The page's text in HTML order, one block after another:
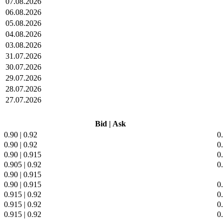
06.08.2026
05.08.2026
04.08.2026
03.08.2026
31.07.2026
30.07.2026
29.07.2026
28.07.2026
27.07.2026
Bid | Ask
0.90 | 0.92
0.90 | 0.92
0.90 | 0.915
0.905 | 0.92
0.90 | 0.915
0.90 | 0.915
0.915 | 0.92
0.915 | 0.92
0.915 | 0.92